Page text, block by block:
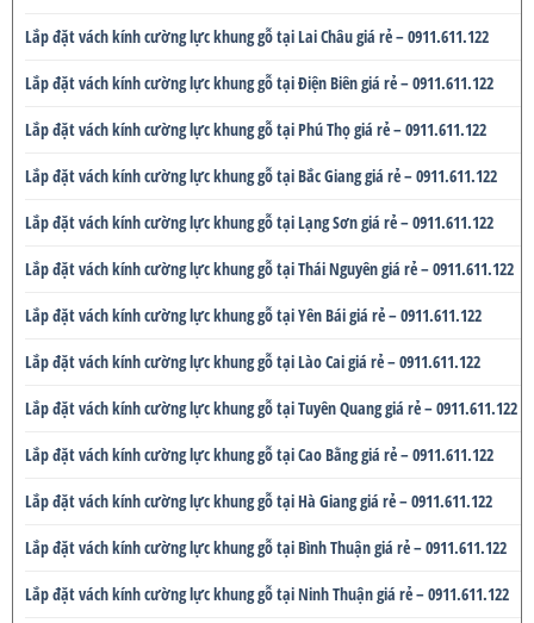
Lắp đặt vách kính cường lực khung gỗ tại Lai Châu giá rẻ – 0911.611.122
Lắp đặt vách kính cường lực khung gỗ tại Điện Biên giá rẻ – 0911.611.122
Lắp đặt vách kính cường lực khung gỗ tại Phú Thọ giá rẻ – 0911.611.122
Lắp đặt vách kính cường lực khung gỗ tại Bắc Giang giá rẻ – 0911.611.122
Lắp đặt vách kính cường lực khung gỗ tại Lạng Sơn giá rẻ – 0911.611.122
Lắp đặt vách kính cường lực khung gỗ tại Thái Nguyên giá rẻ – 0911.611.122
Lắp đặt vách kính cường lực khung gỗ tại Yên Bái giá rẻ – 0911.611.122
Lắp đặt vách kính cường lực khung gỗ tại Lào Cai giá rẻ – 0911.611.122
Lắp đặt vách kính cường lực khung gỗ tại Tuyên Quang giá rẻ – 0911.611.122
Lắp đặt vách kính cường lực khung gỗ tại Cao Bằng giá rẻ – 0911.611.122
Lắp đặt vách kính cường lực khung gỗ tại Hà Giang giá rẻ – 0911.611.122
Lắp đặt vách kính cường lực khung gỗ tại Bình Thuận giá rẻ – 0911.611.122
Lắp đặt vách kính cường lực khung gỗ tại Ninh Thuận giá rẻ – 0911.611.122